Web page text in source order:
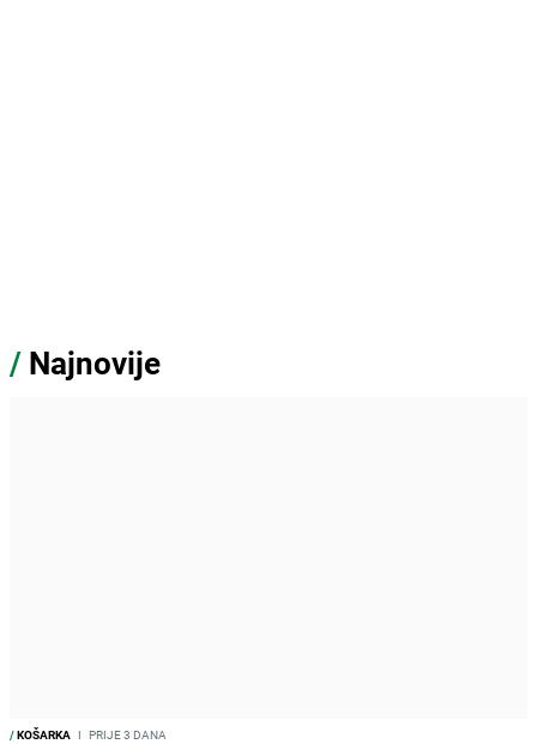
/ Najnovije
/KOŠARKA I PRIJE 3 DANA